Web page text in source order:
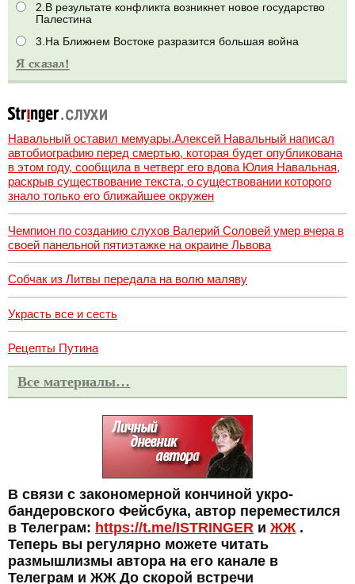
2.В результате конфликта возникнет новое государство
Палестина
3.На Ближнем Востоке разразится большая война
Навальный оставил мемуары.Алексей Навальный написал
автобиографию перед смертью, которая будет опубликована
в этом году, сообщила в четверг его вдова Юлия Навальная,
раскрыв существование текста, о существовании которого
знало только его ближайшее окружен
Чемпион по созданию слухов Валерий Соловей умер вчера в
своей панельной пятиэтажке на окраине Львова
Собчак из Литвы передала на волю маляву
Украсть все и сесть
Рецепты Путина
Все материалы…
В связи с закономерной кончиной укро-
бандеровского Фейсбука, автор переместился
в Телеграм: https://t.me/ISTRINGER и ЖЖ .
Теперь вы регулярно можете читать
размышлизмы автора на его канале в
Телеграм и ЖЖ До скорой встречи